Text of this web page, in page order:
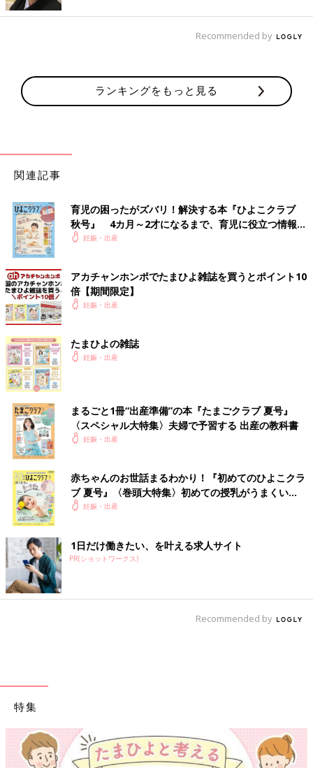
Recommended by
ランキングをもっと見る
関連記事
育児の困ったがズバリ！解決する本『ひよこクラブ
秋号』 4カ月～2才になるまで、育児に役立つ情報が
いっぱい！
妊娠・出産
アカチャンホンポでたまひよ雑誌を買うとポイント10
倍【期間限定】
妊娠・出産
たまひよの雑誌
妊娠・出産
まるごと1冊“出産準備”の本『たまごクラブ 夏号』
〈スペシャル大特集〉夫婦で予習する 出産の教科書
妊娠・出産
赤ちゃんのお世話まるわかり！『初めてのひよこクラ
ブ 夏号』〈巻頭大特集〉初めての授乳がうまくい
く！ おっぱい・ミルクの基本と夏のトラブル 解決テ
妊娠・出産
1日だけ働きたい、を叶える求人サイト
PR(ショットワークス)
Recommended by
特集
【ワクチン接種できるものも】妊婦の感染症対策、知っ